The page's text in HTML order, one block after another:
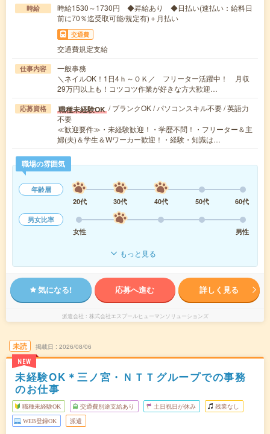
時給
時給1530～1730円 ◆昇給あり ◆日払い(速払い：給料日
前に70％迄受取可能/規定有)＋月払い
交通費
交通費規定支給
仕事内容
一般事務
＼ネイルOK！1日4ｈ～ＯＫ／ フリーター活躍中！ 月収
29万円以上も！コツコツ作業が好きな方大歓迎…
応募資格 職種未経験OK / ブランクOK / パソコンスキル不要 / 英語力
不要
≪歓迎要件≫・未経験歓迎！・学歴不問！・フリーター＆主
婦(夫)＆学生＆Wワーカー歓迎！・経験・知識は…
職場の雰囲気
年齢層
20代
30代 40代 50代
60代
男女比率
女性
男性
もっと見る
気になる! 応募へ進む 詳しく見る
派遣会社 株式会社エスプールヒューマンソリューションズ
未読
NEW
掲載日 2026/08/06
未経験OK＊三ノ宮・ＮＴＴグループでの事務
のお仕事
職種未経験OK 交通費別途支給あり 土日祝日が休み 残業なし
WEB登録OK 派遣